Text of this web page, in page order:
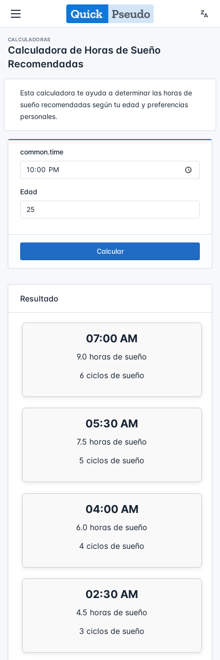
CALCULADORAS
Calculadora de Horas de Sueño
Recomendadas
Esta calculadora te ayuda a determinar las horas de
sueño recomendadas según tu edad y preferencias
personales.
common.time
Edad
Calcular
Resultado
07:00 AM
9.0 horas de sueño
6 ciclos de sueño
05:30 AM
7.5 horas de sueño
5 ciclos de sueño
04:00 AM
6.0 horas de sueño
4 ciclos de sueño
02:30 AM
4.5 horas de sueño
3 ciclos de sueño